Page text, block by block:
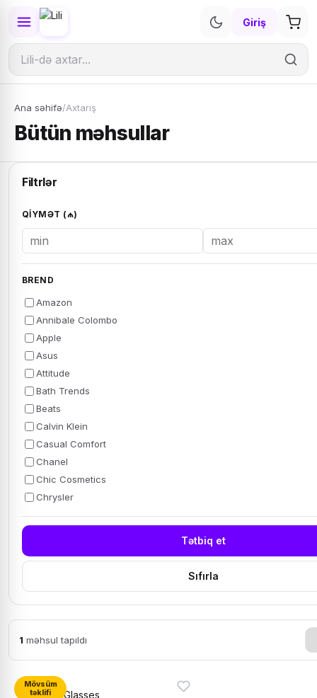
Giriş
Ana səhifə/Axtarış
Bütün məhsullar
Filtrlər
QIYMƏT (₼)
BREND
Amazon
Annibale Colombo
Apple
Asus
Attitude
Bath Trends
Beats
Calvin Klein
Casual Comfort
Chanel
Chic Cosmetics
Chrysler
Tətbiq et
Sıfırla
1 məhsul tapıldı
Mövsüm
təklifi